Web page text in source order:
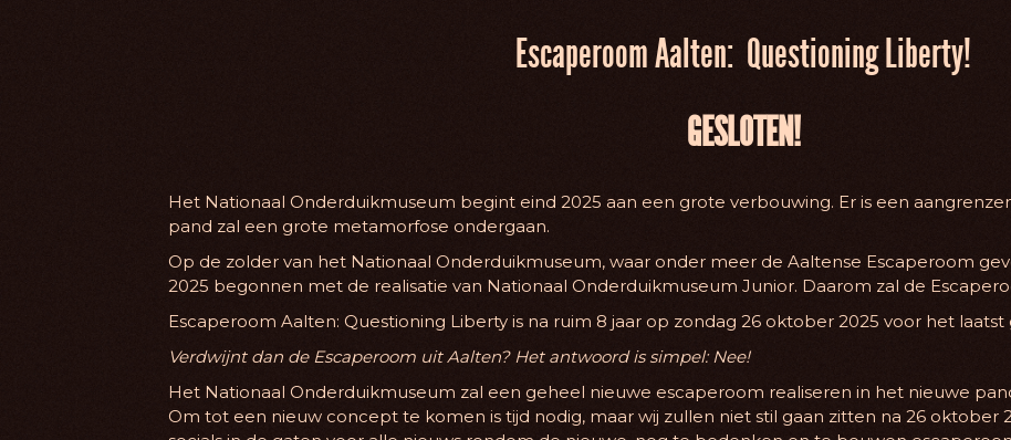
Escaperoom Aalten: Questioning Liberty!
GESLOTEN!
Het Nationaal Onderduikmuseum begint eind 2025 aan een grote verbouwing. Er is een
pand zal een grote metamorfose ondergaan.
Op de zolder van het Nationaal Onderduikmuseum, waar onder meer de Aaltense Escaperoom
2025 begonnen met de realisatie van Nationaal Onderduikmuseum Junior. Daarom zal de
Escaperoom Aalten: Questioning Liberty is na ruim 8 jaar op zondag 26 oktober 2025 voor het laatst
Verdwijnt dan de Escaperoom uit Aalten? Het antwoord is simpel: Nee!
Het Nationaal Onderduikmuseum zal een geheel nieuwe escaperoom realiseren in het nieuwe
Om tot een nieuw concept te komen is tijd nodig, maar wij zullen niet stil gaan zitten na 26 oktober